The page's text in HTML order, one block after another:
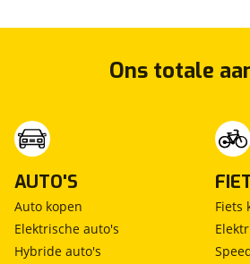
Ons totale
AUTO'S
Auto kopen
Elektrische auto's
Hybride auto's
Fiets